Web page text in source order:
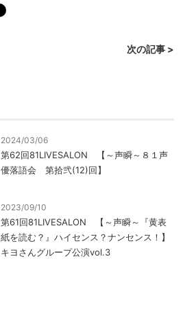
次の記事 >
2024/03/06
第62回81LIVESALON 【～声瞬～８１声
優落語会 第拾弐(12)回】
2023/09/10
第61回81LIVESALON 【～声瞬～『黄表
紙を読む？』ハイセンス？ナンセンス！】
キヨさんグループ公演vol.3